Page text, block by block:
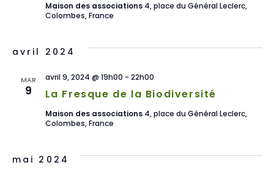
Maison des associations 4, place du Général Leclerc,
Colombes, France
avril 2024
MAR
9 La Fresque de la Biodiversité
avril 9, 2024 @ 19h00 - 22h00
Maison des associations 4, place du Général Leclerc,
Colombes, France
mai 2024